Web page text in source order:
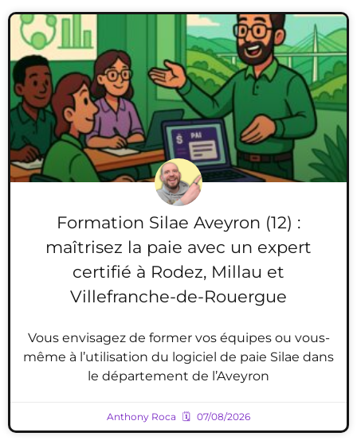
Formation Silae Aveyron (12) :
maîtrisez la paie avec un expert
certifié à Rodez, Millau et
Villefranche-de-Rouergue
Vous envisagez de former vos équipes ou vous-
même à l’utilisation du logiciel de paie Silae dans
le département de l’Aveyron
Anthony Roca 07/08/2026